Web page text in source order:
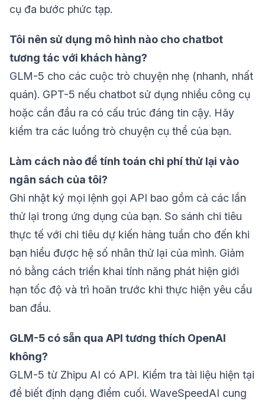
cụ đa bước phức tạp.
Tôi nên sử dụng mô hình nào cho chatbot
tương tác với khách hàng?
GLM-5 cho các cuộc trò chuyện nhẹ (nhanh, nhất
quán). GPT-5 nếu chatbot sử dụng nhiều công cụ
hoặc cần đầu ra có cấu trúc đáng tin cậy. Hãy
kiểm tra các luồng trò chuyện cụ thể của bạn.
Làm cách nào để tính toán chi phí thử lại vào
ngân sách của tôi?
Ghi nhật ký mọi lệnh gọi API bao gồm cả các lần
thử lại trong ứng dụng của bạn. So sánh chi tiêu
thực tế với chi tiêu dự kiến hàng tuần cho đến khi
bạn hiểu được hệ số nhân thử lại của mình. Giảm
nó bằng cách triển khai tính năng phát hiện giới
hạn tốc độ và trì hoãn trước khi thực hiện yêu cầu
ban đầu.
GLM-5 có sẵn qua API tương thích OpenAI
không?
GLM-5 từ Zhipu AI có API. Kiểm tra tài liệu hiện tại
để biết định dạng điểm cuối. WaveSpeedAI cung